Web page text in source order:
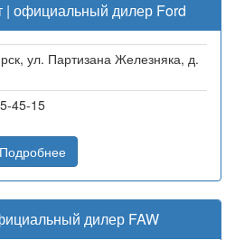
| официальный дилер Ford
ул. Партизана Железняка, д.
45-15
Подробнее
дилер FAW